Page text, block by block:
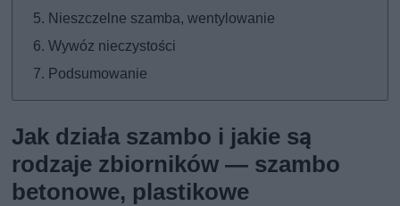
Nieszczelne szamba, wentylowanie
Wywóz nieczystości
Podsumowanie
Jak działa szambo i jakie są
rodzaje zbiorników — szambo
betonowe, plastikowe